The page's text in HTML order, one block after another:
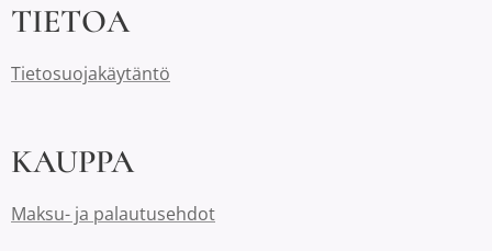
TIETOA
Tietosuojakäytäntö
KAUPPA
Maksu- ja palautusehdot